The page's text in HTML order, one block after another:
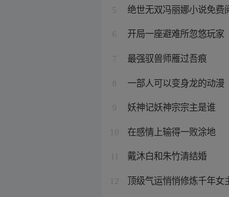
5 绝世无双冯丽娜小说免费
6 开局一座避难所忽悠玩家
7 最强驭兽师雁过吾痕
8 一部人可以变身龙的动漫
9 妖神记妖神宗宗主是谁
10 在感情上输得一败涂地
戴沐白和朱竹清结婚
12 顶级气运悄悄修炼千年女